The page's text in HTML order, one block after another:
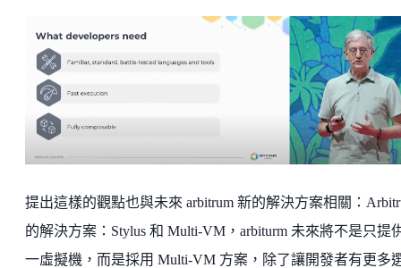
提出這樣的觀點也與未來 arbitrum 新的解決方案相關：
的解決方案：Stylus 和 Multi-VM，arbiturm 未來將不是只提
一虛擬機，而是採用 Multi-VM 方案，除了讓開發者有更多